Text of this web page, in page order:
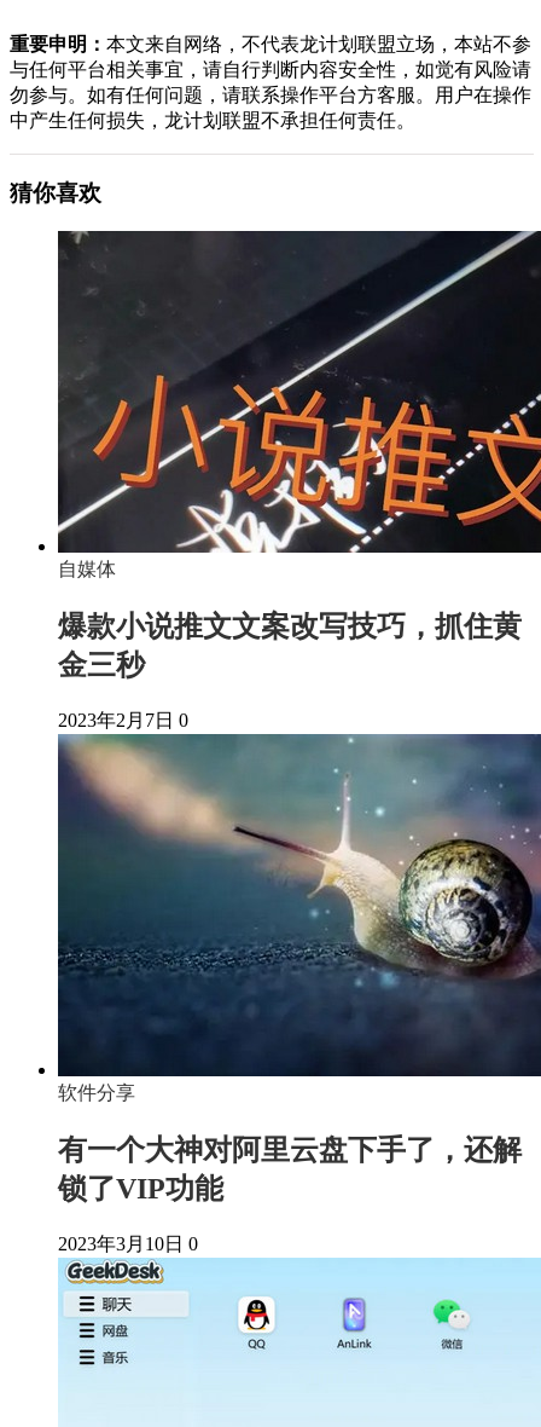
重要申明： 本文来自网络，不代表龙计划联盟立场，本站不参
与任何平台相关事宜，请自行判断内容安全性，如觉有风险请
勿参与。如有任何问题，请联系操作平台方客服。用户在操作
中产生任何损失，龙计划联盟不承担任何责任。
猜你喜欢
自媒体
爆款小说推文文案改写技巧，抓住黄
金三秒
2023年2月7日 0
软件分享
有一个大神对阿里云盘下手了，还解
锁了VIP功能
2023年3月10日 0